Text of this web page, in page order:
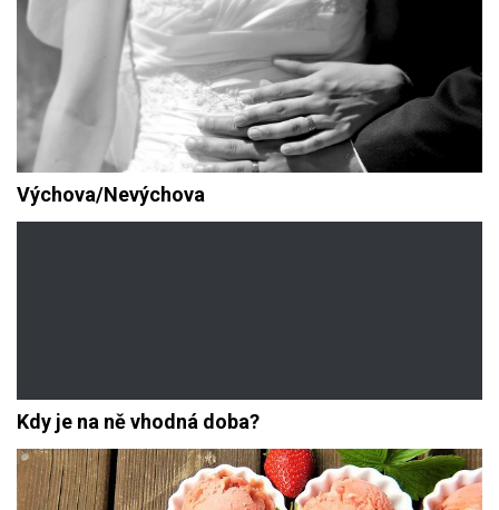
Výchova/Nevýchova
Kdy je na ně vhodná doba?